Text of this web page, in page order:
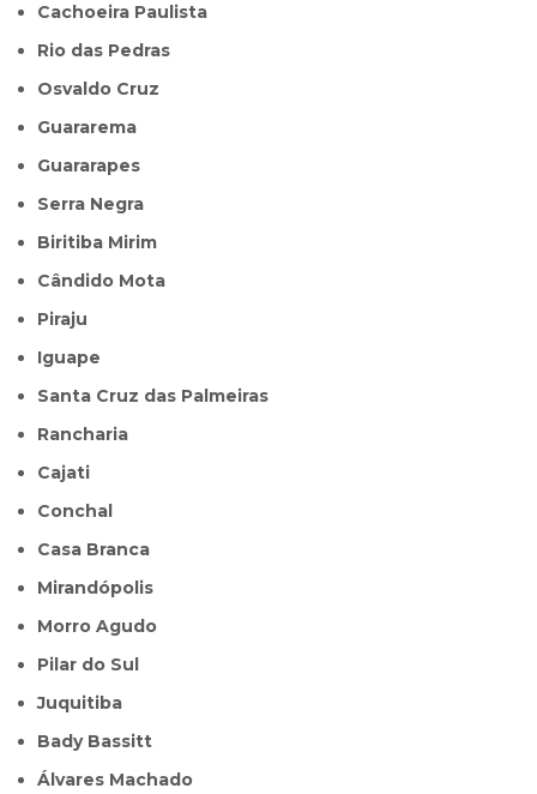
Cachoeira Paulista
Rio das Pedras
Osvaldo Cruz
Guararema
Guararapes
Serra Negra
Biritiba Mirim
Cândido Mota
Piraju
Iguape
Santa Cruz das Palmeiras
Rancharia
Cajati
Conchal
Casa Branca
Mirandópolis
Morro Agudo
Pilar do Sul
Juquitiba
Bady Bassitt
Álvares Machado